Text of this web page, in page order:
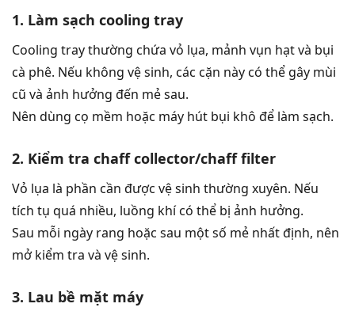
1. Làm sạch cooling tray
Cooling tray thường chứa vỏ lụa, mảnh vụn hạt và bụi
cà phê. Nếu không vệ sinh, các cặn này có thể gây mùi
cũ và ảnh hưởng đến mẻ sau.
Nên dùng cọ mềm hoặc máy hút bụi khô để làm sạch.
2. Kiểm tra chaff collector/chaff filter
Vỏ lụa là phần cần được vệ sinh thường xuyên. Nếu
tích tụ quá nhiều, luồng khí có thể bị ảnh hưởng.
Sau mỗi ngày rang hoặc sau một số mẻ nhất định, nên
mở kiểm tra và vệ sinh.
3. Lau bề mặt máy